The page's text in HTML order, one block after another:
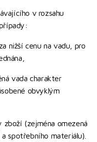
v rozsahu
nižší cenu na vadu, pro
vada charakter
obvyklým
(zejména omezená
spotřebního materiálu).